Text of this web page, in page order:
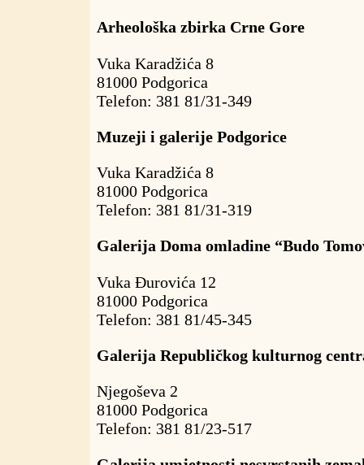
Arheološka zbirka Crne Gore
Vuka Karadžića 8
81000 Podgorica
Telefon: 381 81/31-349
Muzeji i galerije Podgorice
Vuka Karadžića 8
81000 Podgorica
Telefon: 381 81/31-319
Galerija Doma omladine “Budo
Vuka Đurovića 12
81000 Podgorica
Telefon: 381 81/45-345
Galerija Republičkog kulturnog
Njegoševa 2
81000 Podgorica
Telefon: 381 81/23-517